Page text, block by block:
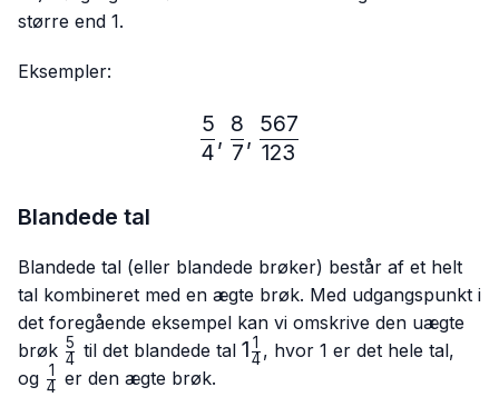
større end 1.
Eksempler:
4
5
,
7
8
,
123
567
Blandede tal
Blandede tal (eller blandede brøker) består af et helt
tal kombineret med en ægte brøk. Med udgangspunkt i
det foregående eksempel kan vi omskrive den uægte
brøk \frac{5}
{4}
4
5 til det blandede tal 1\frac{1}
14
1 , hvor 1 er det hele tal,
og \frac{1}
4
1 er den ægte brøk.